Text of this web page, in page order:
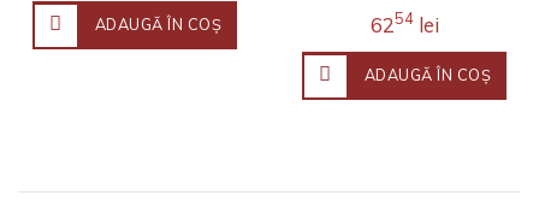
ADAUGĂ ÎN COŞ 6254lei
ADAUGĂ ÎN COŞ